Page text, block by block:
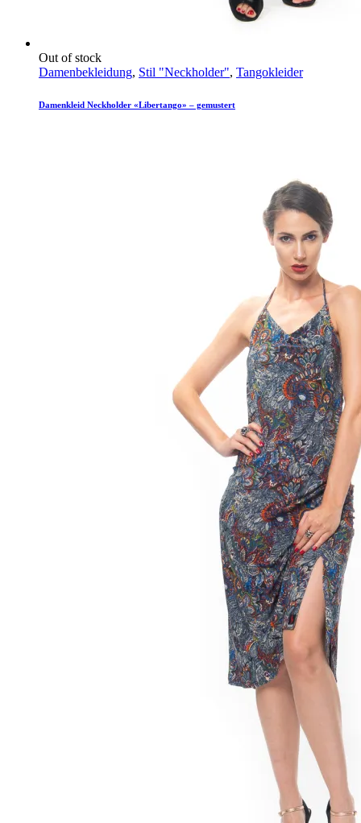
Out of stock
Damenbekleidung, Stil "Neckholder", Tangokleider
Damenkleid Neckholder «Libertango» – gemustert